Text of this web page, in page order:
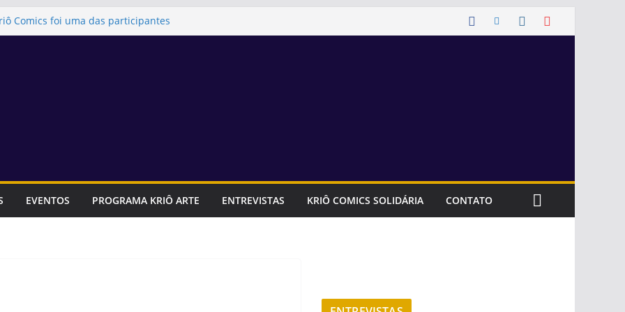
Comics foi uma das participantes
dos ODS, Objetivos de
EVENTOS PROGRAMA KRIÔ ARTE ENTREVISTAS KRIÔ COMICS SOLIDÁRIA CONTATO